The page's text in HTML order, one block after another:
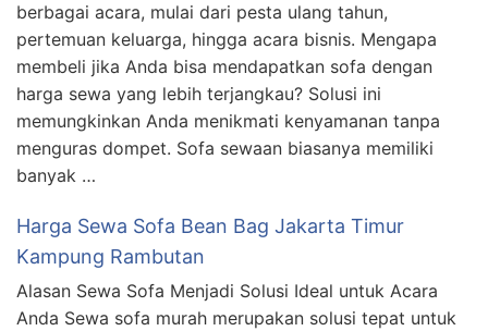
berbagai acara, mulai dari pesta ulang tahun,
pertemuan keluarga, hingga acara bisnis. Mengapa
membeli jika Anda bisa mendapatkan sofa dengan
harga sewa yang lebih terjangkau? Solusi ini
memungkinkan Anda menikmati kenyamanan tanpa
menguras dompet. Sofa sewaan biasanya memiliki
banyak …
Harga Sewa Sofa Bean Bag Jakarta Timur
Kampung Rambutan
Alasan Sewa Sofa Menjadi Solusi Ideal untuk Acara
Anda Sewa sofa murah merupakan solusi tepat untuk